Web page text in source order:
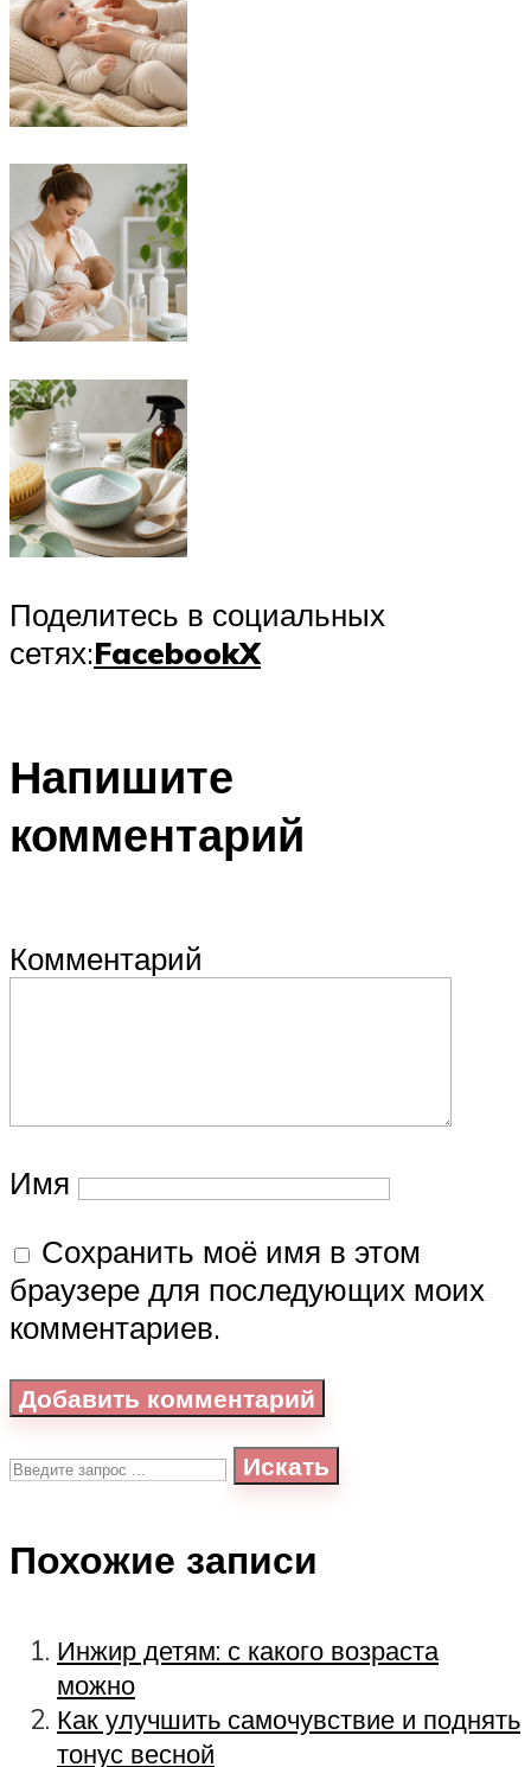
Поделитесь в социальных
сетях:FacebookX
Напишите
комментарий
Комментарий
Имя
Сохранить моё имя в этом
браузере для последующих моих
комментариев.
Искать
Похожие записи
Инжир детям: с какого возраста
можно
Как улучшить самочувствие и поднять
тонус весной